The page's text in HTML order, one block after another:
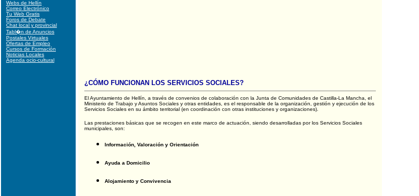
Webs de Hellín
Correo Electrónico
Tu Web Gratis
Foros de Debate
Chat local y provincial
Tabl�n de Anuncios
Postales Virtuales
Ofertas de Empleo
Cursos de Formación
Noticias Locales
Agenda ocio-cultural
¿CÓMO FUNCIONAN LOS SERVICIOS SOCIALES?
El Ayuntamiento de Hellín, a través de convenios de colaboración con la Junta de Comunidades de Castilla-La Mancha, el
Ministerio de Trabajo y Asuntos Sociales y otras entidades, es el responsable de la organización, gestión y ejecución de los
Servicios Sociales en su ámbito territorial (en coordinación con otras instituciones y organizaciones).
Las prestaciones básicas que se recogen en este marco de actuación, siendo desarrolladas por los Servicios Sociales
municipales, son:
Información, Valoración y Orientación
Ayuda a Domicilio
Alojamiento y Convivencia